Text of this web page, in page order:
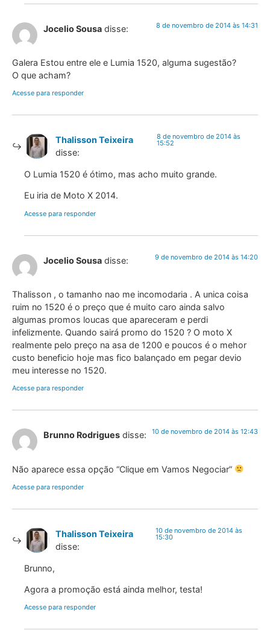
Jocelio Sousa disse: 8 de novembro de 2014 às 14:31
Galera Estou entre ele e Lumia 1520, alguma sugestão?
O que acham?
Acesse para responder
Thalisson Teixeira
disse:
8 de novembro de 2014 às
15:52
O Lumia 1520 é ótimo, mas acho muito grande.
Eu iria de Moto X 2014.
Acesse para responder
Jocelio Sousa disse: 9 de novembro de 2014 às 14:20
Thalisson , o tamanho nao me incomodaria . A unica coisa
ruim no 1520 é o preço que é muito caro ainda salvo
algumas promos loucas que apareceram e perdi
infelizmente. Quando sairá promo do 1520 ? O moto X
realmente pelo preço na asa de 1200 e poucos é o mehor
custo beneficio hoje mas fico balançado em pegar devio
meu interesse no 1520.
Acesse para responder
Brunno Rodrigues disse: 10 de novembro de 2014 às 12:43
Não aparece essa opção “Clique em Vamos Negociar”
Acesse para responder
Thalisson Teixeira
disse:
10 de novembro de 2014 às
15:30
Brunno,
Agora a promoção está ainda melhor, testa!
Acesse para responder